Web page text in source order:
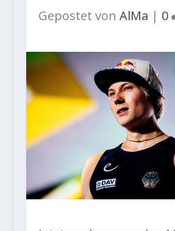
Gepostet von AlMa | 0